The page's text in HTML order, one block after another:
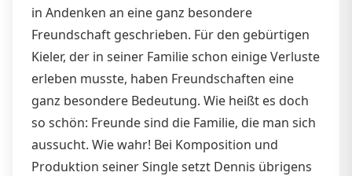
in Andenken an eine ganz besondere
Freundschaft geschrieben. Für den gebürtigen
Kieler, der in seiner Familie schon einige Verluste
erleben musste, haben Freundschaften eine
ganz besondere Bedeutung. Wie heißt es doch
so schön: Freunde sind die Familie, die man sich
aussucht. Wie wahr! Bei Komposition und
Produktion seiner Single setzt Dennis übrigens